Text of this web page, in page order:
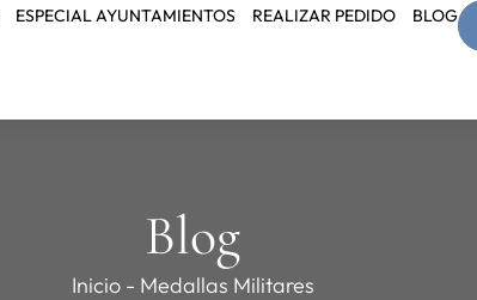
ESPECIAL AYUNTAMIENTOS REALIZAR PEDIDO BLOG
Blog
Inicio- Medallas Militares